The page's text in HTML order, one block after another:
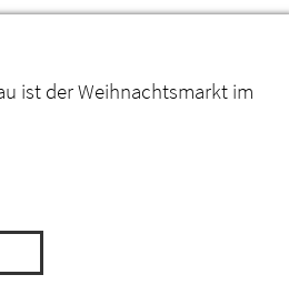
ist der Weihnachtsmarkt im